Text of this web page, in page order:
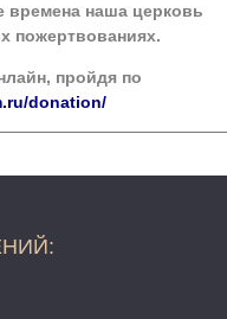
времена наша церковь
пожертвованиях.
пройдя по
donation/